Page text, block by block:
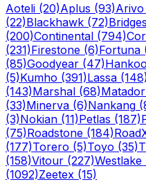
Aoteli (20)Aplus (93)Arivo
(22)Blackhawk (72)
(200)Continental (794)
(231)Firestone (6)Fortuna
(85)Goodyear (47)
(5)Kumho (391)Lassa
(143)Marshal (68)Matador
(33)Minerva (6)Nankang
(3)Nokian (11)Petlas (187)
(75)Roadstone (184)
(177)Torero (5)Toyo (35)
(158)Vitour (227)Westlake
(1092)Zeetex (15)